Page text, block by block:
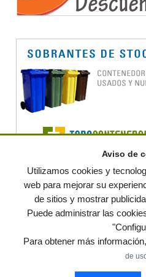
© residuos.com - Todos los derechos
Condiciones de uso|Contacto |Editores|
tus
Muebles de terraza y jardin Notas de
Aviso de
Utilizamos cookies y
web para mejorar su
de sitios y mostrar
Puede administrar las
Para obtener más
de